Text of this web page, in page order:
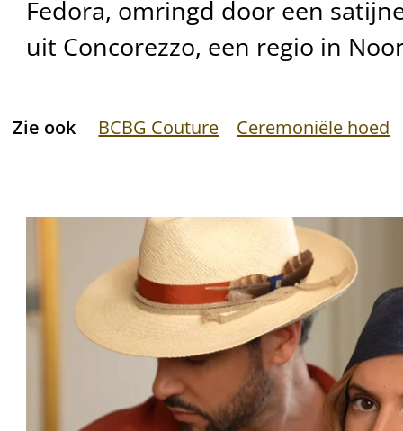
Fedora, omringd door een
uit Concorezzo, een regio in
Zie ook BCBG Couture Ceremoniële hoed